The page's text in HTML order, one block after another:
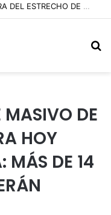
IRÁN CONDICIONA LA REAPERTURA DEL ESTRECHO DE ORMUZ Y EXIGE A ESTADOS UNIDOS EL FIN DEL BLOQUEO Y REPARACIONES DE GUERRA
DE
HOY
MÁS DE 14